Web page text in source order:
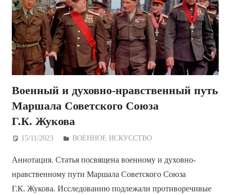
Военный и духовно-нравственный путь
Маршала Советского Союза
Г.К. Жукова
15/11/2023 Дежурный по Редакции
ВОЕННОЕ ИСКУССТВО
Аннотация. Статья посвящена военному и духовно-
нравственному пути Маршала Советского Союза
Г.К. Жукова. Исследованию подлежали противоречивые